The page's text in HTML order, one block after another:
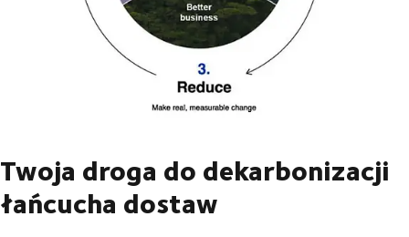
Twoja droga do dekarbonizacji
łańcucha dostaw